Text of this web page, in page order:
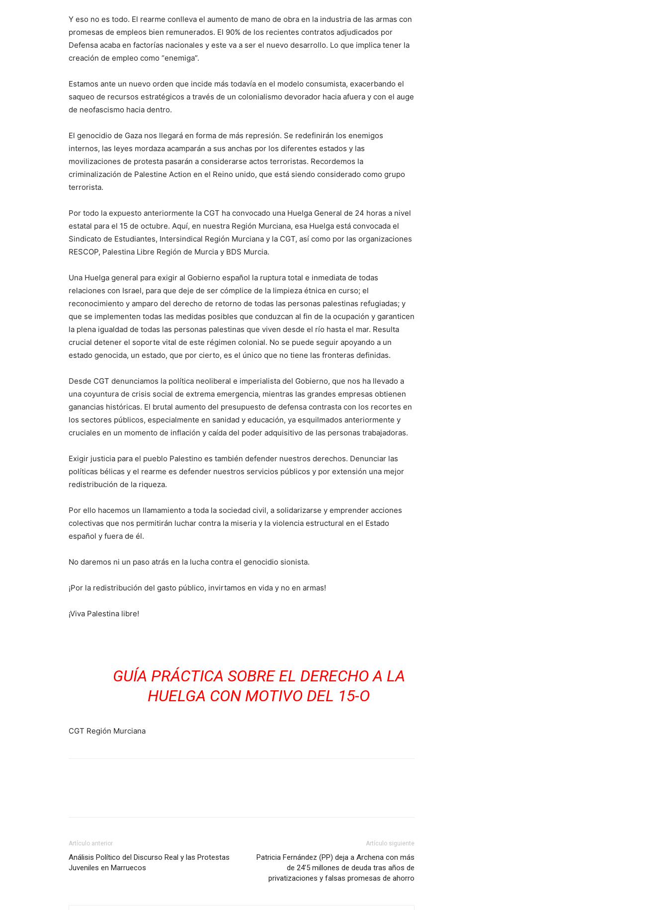
Y eso no es todo. El rearme conlleva el aumento de mano de obra en la industria de las armas con
promesas de empleos bien remunerados. El 90% de los recientes contratos adjudicados por
Defensa acaba en factorías nacionales y este va a ser el nuevo desarrollo. Lo que implica tener la
creación de empleo como “enemiga”.
Estamos ante un nuevo orden que incide más todavía en el modelo consumista, exacerbando el
saqueo de recursos estratégicos a través de un colonialismo devorador hacia afuera y con el auge
de neofascismo hacia dentro.
El genocidio de Gaza nos llegará en forma de más represión. Se redefinirán los enemigos
internos, las leyes mordaza acamparán a sus anchas por los diferentes estados y las
movilizaciones de protesta pasarán a considerarse actos terroristas. Recordemos la
criminalización de Palestine Action en el Reino unido, que está siendo considerado como grupo
terrorista.
Por todo la expuesto anteriormente la CGT ha convocado una Huelga General de 24 horas a nivel
estatal para el 15 de octubre. Aquí, en nuestra Región Murciana, esa Huelga está convocada el
Sindicato de Estudiantes, Intersindical Región Murciana y la CGT, así como por las organizaciones
RESCOP, Palestina Libre Región de Murcia y BDS Murcia.
Una Huelga general para exigir al Gobierno español la ruptura total e inmediata de todas
relaciones con Israel, para que deje de ser cómplice de la limpieza étnica en curso; el
reconocimiento y amparo del derecho de retorno de todas las personas palestinas refugiadas; y
que se implementen todas las medidas posibles que conduzcan al fin de la ocupación y garanticen
la plena igualdad de todas las personas palestinas que viven desde el río hasta el mar. Resulta
crucial detener el soporte vital de este régimen colonial. No se puede seguir apoyando a un
estado genocida, un estado, que por cierto, es el único que no tiene las fronteras definidas.
Desde CGT denunciamos la política neoliberal e imperialista del Gobierno, que nos ha llevado a
una coyuntura de crisis social de extrema emergencia, mientras las grandes empresas obtienen
ganancias históricas. El brutal aumento del presupuesto de defensa contrasta con los recortes en
los sectores públicos, especialmente en sanidad y educación, ya esquilmados anteriormente y
cruciales en un momento de inflación y caída del poder adquisitivo de las personas trabajadoras.
Exigir justicia para el pueblo Palestino es también defender nuestros derechos. Denunciar las
políticas bélicas y el rearme es defender nuestros servicios públicos y por extensión una mejor
redistribución de la riqueza.
Por ello hacemos un llamamiento a toda la sociedad civil, a solidarizarse y emprender acciones
colectivas que nos permitirán luchar contra la miseria y la violencia estructural en el Estado
español y fuera de él.
No daremos ni un paso atrás en la lucha contra el genocidio sionista.
¡Por la redistribución del gasto público, invirtamos en vida y no en armas!
¡Viva Palestina libre!
GUÍA PRÁCTICA SOBRE EL DERECHO A LA
HUELGA CON MOTIVO DEL 15-O
CGT Región Murciana
Artículo anterior
Análisis Político del Discurso Real y las Protestas
Juveniles en Marruecos
Artículo siguiente
Patricia Fernández (PP) deja a Archena con más
de 24’5 millones de deuda tras años de
privatizaciones y falsas promesas de ahorro